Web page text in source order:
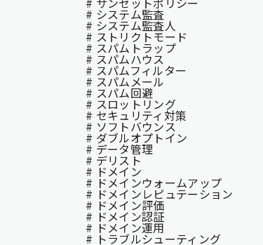
# システム監査
# システム監査⼈
# ストリクトモード
# スパムトラップ
# スパムハウス
# スパムフィルター
# スパムメール
# スパム回避
# スロットリング
# セキュリティ対策
# ソフトバウンス
# ダブルオプトイン
# データ管理
# デリスト
# ドメイン
# ドメインウォームアップ
# ドメインレピュテーション
# ドメイン評価
# ドメイン認証
# ドメイン運用
# トラブルシューティング